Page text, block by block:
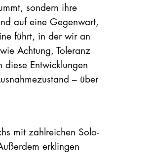
sondern ihre
auf eine Gegenwart,
führt, in der wir an
Achtung, Toleranz
diese Entwicklungen
– über
mit zahlreichen Solo-
erklingen